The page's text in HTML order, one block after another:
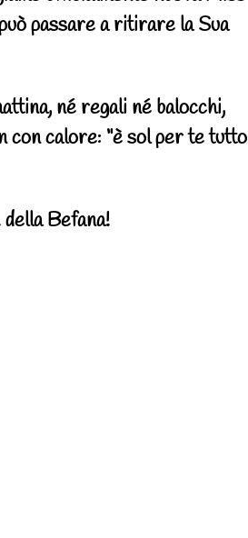
passare a ritirare la Sua
né regali né balocchi,
con calore: “è sol per te tutto
Befana!